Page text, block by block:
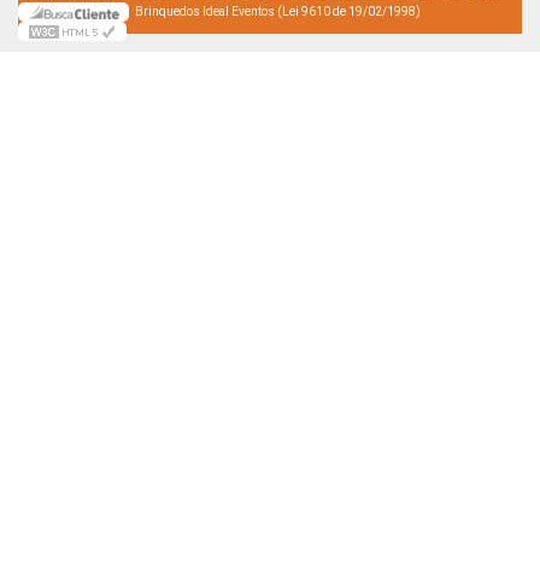
Brinquedos Ideal Eventos (Lei 9610 de 19/02/1998)